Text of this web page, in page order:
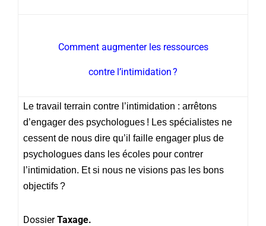
Comment augmenter les ressources
contre l’intimidation ?
Le travail terrain contre l’intimidation : arrêtons
d’engager des psychologues ! Les spécialistes ne
cessent de nous dire qu’il faille engager plus de
psychologues dans les écoles pour contrer
l’intimidation. Et si nous ne visions pas les bons
objectifs ?
DossierTaxage.